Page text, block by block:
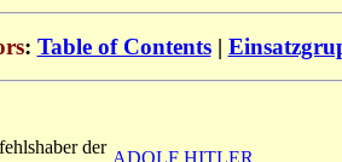
: Table of Contents|
der
ADOLF HITLER